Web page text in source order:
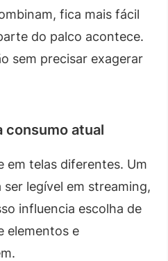
fica mais fácil
do palco acontece.
sem precisar exagerar
consumo atual
em telas diferentes. Um
legível em streaming,
influencia escolha de
elementos e